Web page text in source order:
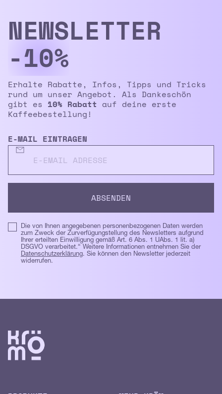
NEWS­LETTER
-10%
Erhalte Rabatte, Infos, Tipps und Tricks
rund um unser Angebot. Als Dankeschön
gibt es 10% Rabatt auf deine erste
Kaffeebestellung!
E-MAIL EINTRAGEN
Die von Ihnen angegebenen personenbezogenen Daten werden
zum Zweck der Zurverfügungstellung des Newsletters aufgrund
Ihrer erteilten Einwilligung gemäß Art. 6 Abs. 1 UAbs. 1 lit. a)
DSGVO verarbeitet.“ Weitere Informationen entnehmen Sie der
Datenschutzerklärung. Sie können den Newsletter jederzeit
widerrufen.